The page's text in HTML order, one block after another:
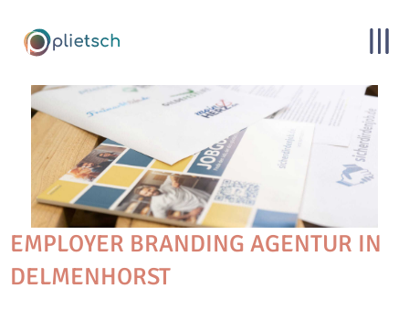
EMPLOYER BRANDING AGENTUR IN
DELMENHORST